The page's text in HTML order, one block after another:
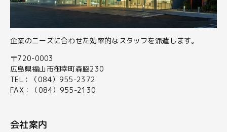
企業のニーズに合わせた効率的なスタッフを派遣します。
〒720-0003
広島県福山市御幸町森脇230
TEL：（084）955-2372
FAX：（084）955-2130
会社案内